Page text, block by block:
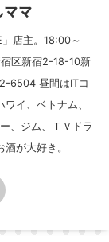
ママ
店主。18:00～
区新宿2-18-10新
6504 昼間はITコ
イ、ベトナム、
、ジム、ＴＶドラ
が大好き。